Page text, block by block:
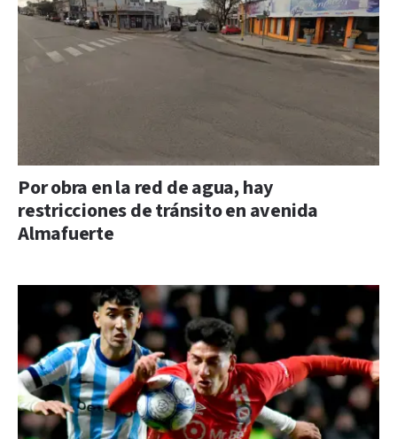
Por obra en la red de agua, hay
restricciones de tránsito en avenida
Almafuerte